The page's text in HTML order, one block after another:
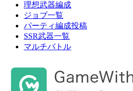
理想武器編成
ジョブ一覧
パーティ編成投稿
SSR武器一覧
マルチバトル